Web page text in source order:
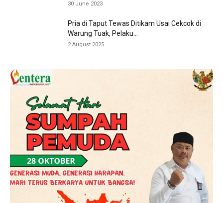
30 June 2023
Pria di Taput Tewas Ditikam Usai Cekcok di
Warung Tuak, Pelaku...
2 August 2025